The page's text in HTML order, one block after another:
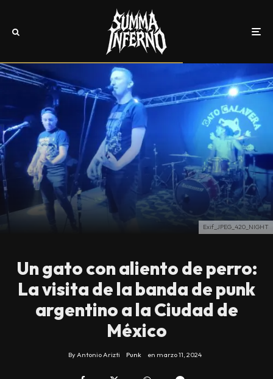
Exif_JPEG_420_NIGHT
Un gato con aliento de perro:
La visita de la banda de punk
argentino a la Ciudad de
México
ByAntonio Arizti Punk en marzo 11, 2024